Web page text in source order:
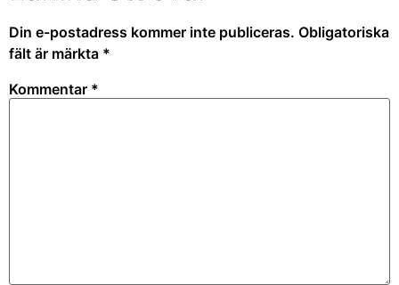
Din e-postadress kommer inte publiceras. Obligatoriska
fält är märkta *
Kommentar *